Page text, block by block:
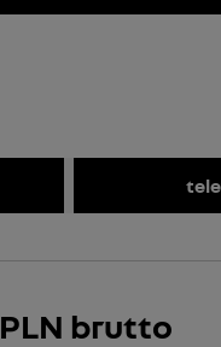
brutto